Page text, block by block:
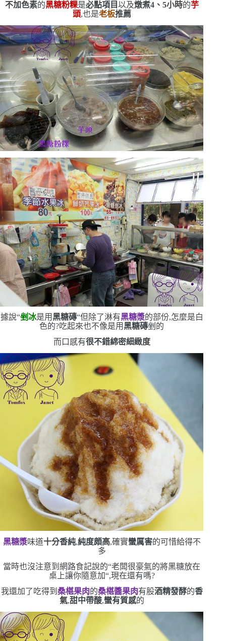
不加色素的黑糖粉粿是必點項目以及燉煮4、 5小時的芋
頭,也是老板推薦
據說“剉冰是用黑糖磚“但除了淋有黑糖漿的部份,怎麼是白
色的?吃起來也不像是用黑糖磚剉的
而口感有很不錯綿密細緻度
黑糖漿味道十分香純,純度頗高,確實蠻厲害的可惜給得不
多
當時也沒注意到網路食記說的“老闆很豪氣的將黑糖放在
桌上讓你隨意加“,現在還有嗎?
我還加了吃得到 桑椹果肉的桑椹醬果肉有股酒精發酵的香
氣,甜中帶酸,蠻有質感的